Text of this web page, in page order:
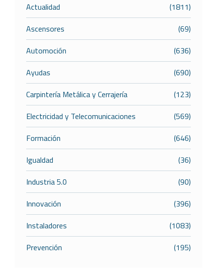
Actualidad
(1811)
Ascensores
(69)
Automoción
(636)
Ayudas
(690)
Carpintería Metálica y Cerrajería
(123)
Electricidad y Telecomunicaciones
(569)
Formación
(646)
Igualdad
(36)
Industria 5.0
(90)
Innovación
(396)
Instaladores
(1083)
Prevención
(195)